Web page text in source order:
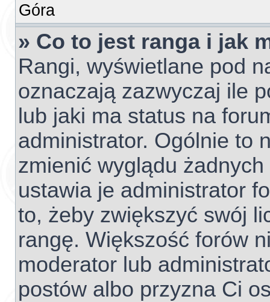
Góra
» Co to jest ranga i jak
Rangi, wyświetlane pod
oznaczają zazwyczaj ile
lub jaki ma status na
administrator. Ogólnie to
zmienić wyglądu
ustawia je administrator
to, żeby zwiększyć swój
rangę. Większość forów
moderator lub
postów albo przyzna Ci